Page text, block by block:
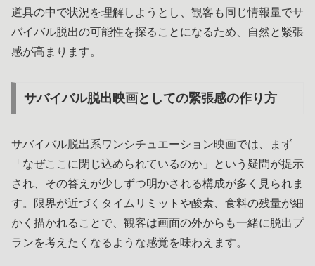
道具の中で状況を理解しようとし、観客も同じ情報量でサ
バイバル脱出の可能性を探ることになるため、自然と緊張
感が高まります。
サバイバル脱出映画としての緊張感の作り方
サバイバル脱出系ワンシチュエーション映画では、まず
「なぜここに閉じ込められているのか」という疑問が提示
され、その答えが少しずつ明かされる構成が多く見られま
す。限界が近づくタイムリミットや酸素、食料の残量が細
かく描かれることで、観客は画面の外からも一緒に脱出プ
ランを考えたくなるような感覚を味わえます。